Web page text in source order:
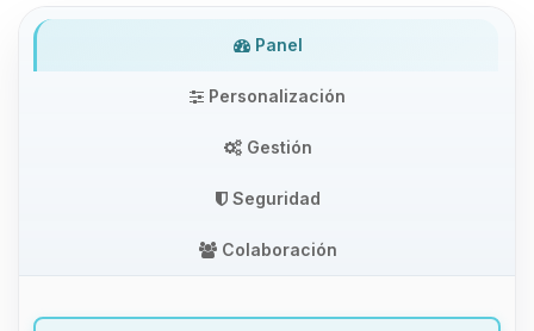
Panel
Personalización
Gestión
Seguridad
Colaboración